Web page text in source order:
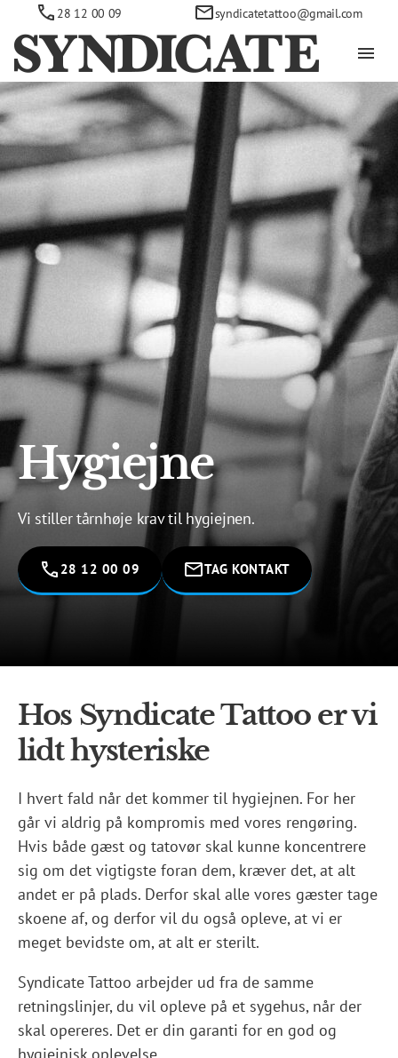
28 12 00 09 syndicatetattoo@gmail.com
Hygiejne
Vi stiller tårnhøje krav til hygiejnen.
28 12 00 09 TAG KONTAKT
Hos Syndicate Tattoo er vi
lidt hysteriske
I hvert fald når det kommer til hygiejnen. For her
går vi aldrig på kompromis med vores rengøring.
Hvis både gæst og tatovør skal kunne koncentrere
sig om det vigtigste foran dem, kræver det, at alt
andet er på plads. Derfor skal alle vores gæster tage
skoene af, og derfor vil du også opleve, at vi er
meget bevidste om, at alt er sterilt.
Syndicate Tattoo arbejder ud fra de samme
retningslinjer, du vil opleve på et sygehus, når der
skal opereres. Det er din garanti for en god og